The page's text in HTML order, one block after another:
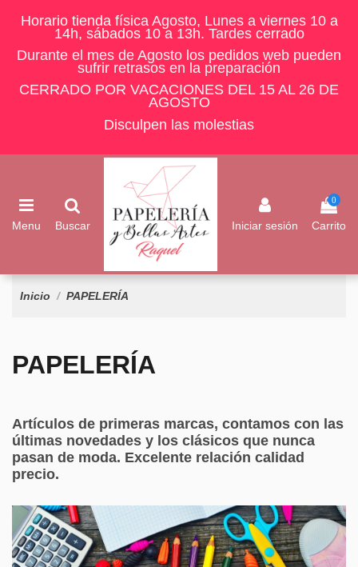
Horario tienda física Agosto, Lunes a viernes 10 a
14h, sábados 10 a 13h. Tardes cerrado
Durante el mes de Agosto los pedidos web pueden
sufrir retrasos en la preparación
CERRADO POR VACACIONES DEL 15 AL 26 DE
AGOSTO
Disculpen las molestias
Menu Buscar Iniciar sesión
0
Carrito
Inicio PAPELERÍA
PAPELERÍA
Artículos de primeras marcas, contamos con las
últimas novedades y los clásicos que nunca
pasan de moda. Excelente relación calidad
precio.